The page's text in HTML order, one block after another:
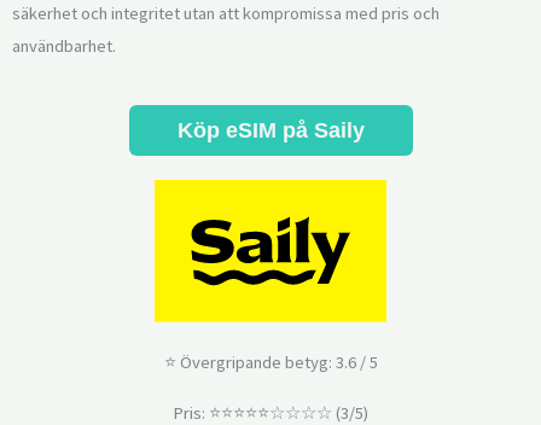
säkerhet och integritet utan att kompromissa med pris och
användbarhet.
Köp eSIM på Saily
⭐ Övergripande betyg: 3.6 / 5
Pris: ⭐⭐⭐⭐⭐☆☆☆☆ (3/5)